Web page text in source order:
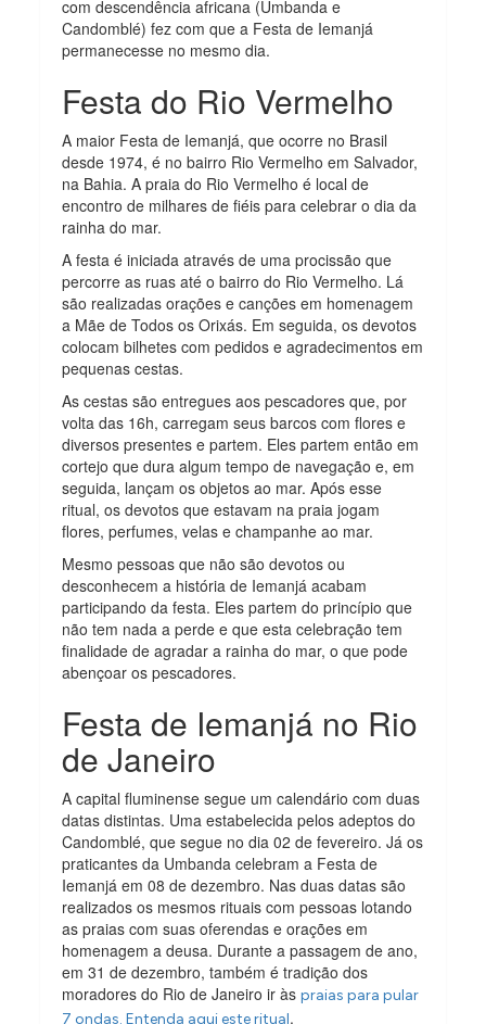
com descendência africana (Umbanda e
Candomblé) fez com que a Festa de Iemanjá
permanecesse no mesmo dia.
Festa do Rio Vermelho
A maior Festa de Iemanjá, que ocorre no Brasil
desde 1974, é no bairro Rio Vermelho em Salvador,
na Bahia. A praia do Rio Vermelho é local de
encontro de milhares de fiéis para celebrar o dia da
rainha do mar.
A festa é iniciada através de uma procissão que
percorre as ruas até o bairro do Rio Vermelho. Lá
são realizadas orações e canções em homenagem
a Mãe de Todos os Orixás. Em seguida, os devotos
colocam bilhetes com pedidos e agradecimentos em
pequenas cestas.
As cestas são entregues aos pescadores que, por
volta das 16h, carregam seus barcos com flores e
diversos presentes e partem. Eles partem então em
cortejo que dura algum tempo de navegação e, em
seguida, lançam os objetos ao mar. Após esse
ritual, os devotos que estavam na praia jogam
flores, perfumes, velas e champanhe ao mar.
Mesmo pessoas que não são devotos ou
desconhecem a história de Iemanjá acabam
participando da festa. Eles partem do princípio que
não tem nada a perde e que esta celebração tem
finalidade de agradar a rainha do mar, o que pode
abençoar os pescadores.
Festa de Iemanjá no Rio
de Janeiro
A capital fluminense segue um calendário com duas
datas distintas. Uma estabelecida pelos adeptos do
Candomblé, que segue no dia 02 de fevereiro. Já os
praticantes da Umbanda celebram a Festa de
Iemanjá em 08 de dezembro. Nas duas datas são
realizados os mesmos rituais com pessoas lotando
as praias com suas oferendas e orações em
homenagem a deusa. Durante a passagem de ano,
em 31 de dezembro, também é tradição dos
moradores do Rio de Janeiro ir àspraias para pular
7 ondas. Entenda aqui este ritual.